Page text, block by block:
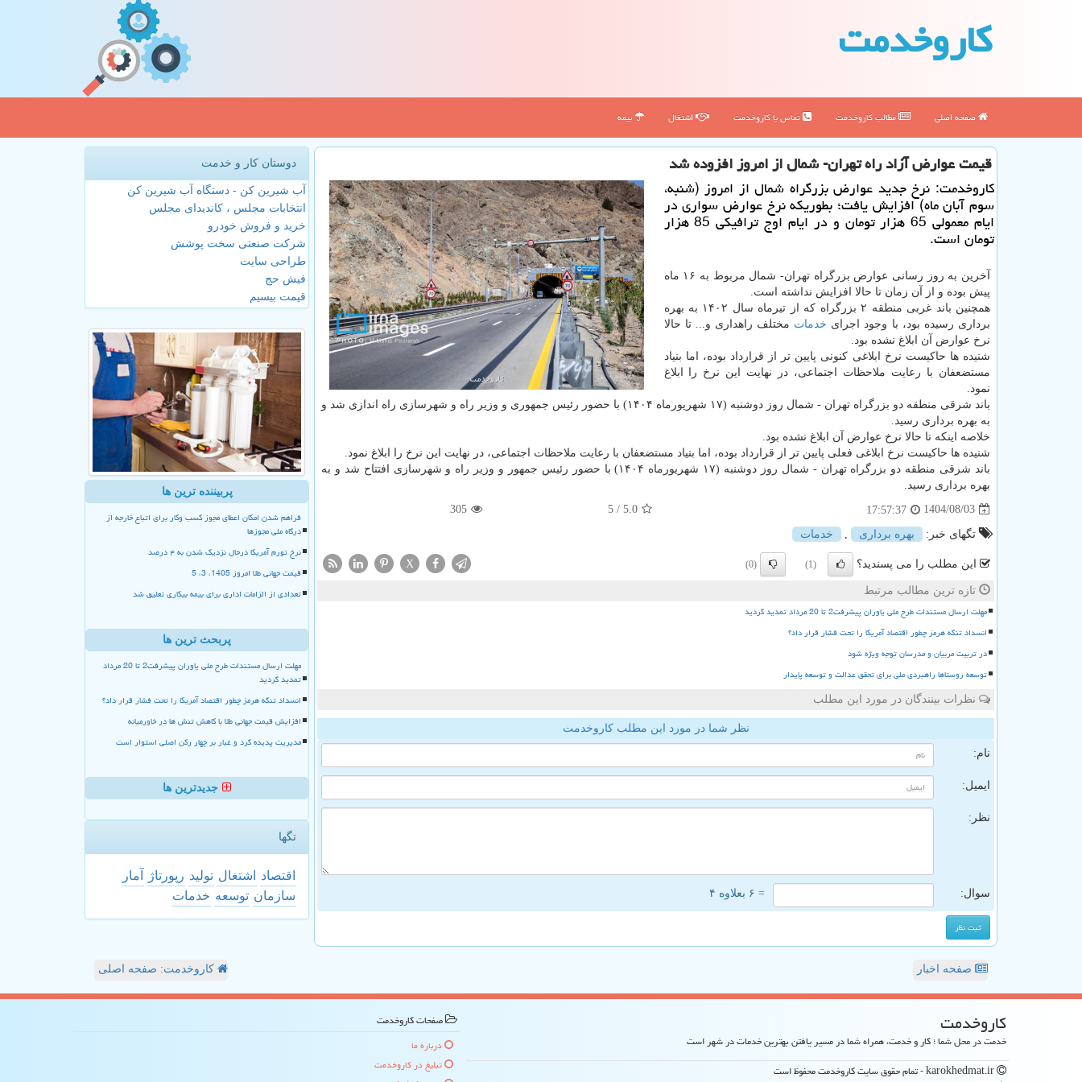
كاروخدمت
صفحه اصلی مطالب كاروخدمت تماس با كاروخدمت اشتغال بیمه
قیمت عوارض آزاد راه تهران- شمال از امروز افزوده شد
کاروخدمت: نرخ جدید عوارض بزرگراه شمال از امروز (شنبه،
سوم آبان ماه) افزایش یافت؛ بطوریکه نرخ عوارض سواری در
ایام معمولی 65 هزار تومان و در ایام اوج ترافیکی 85 هزار
تومان است.
آخرین به روز رسانی عوارض بزرگراه تهران- شمال مربوط به ۱۶ ماه
پیش بوده و از آن زمان تا حالا افزایش نداشته است.
همچنین باند غربی منطقه ۲ بزرگراه که از تیرماه سال ۱۴۰۲ به بهره
برداری رسیده بود، با وجود اجرای خدمات مختلف راهداری و... تا حالا
نرخ عوارض آن ابلاغ نشده بود.
شنیده ها حاکیست نرخ ابلاغی کنونی پایین تر از قرارداد بوده، اما بنیاد
مستضعفان با رعایت ملاحظات اجتماعی، در نهایت این نرخ را ابلاغ
نمود.
باند شرقی منطقه دو بزرگراه تهران - شمال روز دوشنبه (۱۷ شهریورماه ۱۴۰۴) با حضور رئیس جمهوری و وزیر راه و شهرسازی راه اندازی شد و
به بهره برداری رسید.
خلاصه اینکه تا حالا نرخ عوارض آن ابلاغ نشده بود.
شنیده ها حاکیست نرخ ابلاغی فعلی پایین تر از قرارداد بوده، اما بنیاد مستضعفان با رعایت ملاحظات اجتماعی، در نهایت این نرخ را ابلاغ نمود.
باند شرقی منطقه دو بزرگراه تهران - شمال روز دوشنبه (۱۷ شهریورماه ۱۴۰۴) با حضور رئیس جمهور و وزیر راه و شهرسازی افتتاح شد و به
بهره برداری رسید.
1404/08/03
17:57:37
5.0
/ 5
305
تگهای خبر: بهره برداری خدمات
این مطلب را می پسندید؟ (1)
(0)
X
تازه ترین مطالب مرتبط
مهلت ارسال مستندات طرح ملی یاوران پیشرفت2 تا 20 مرداد تمدید گردید
انسداد تنگه هرمز چطور اقتصاد آمریکا را تحت فشار قرار داد؟
در تربیت مربیان و مدرسان توجه ویژه شود
توسعه روستاها راهبردی ملی برای تحقق عدالت و توسعه پایدار
نظرات بینندگان در مورد این مطلب
نظر شما در مورد این مطلب کاروخدمت
نام:
ایمیل:
نظر:
سوال: = ۶ بعلاوه ۴
دوستان کار و خدمت
آب شیرین کن - دستگاه آب شیرین کن
انتخابات مجلس ، کاندیدای مجلس
خرید و فروش خودرو
شرکت صنعتی سخت پوشش
طراحی سایت
فیش حج
قیمت بیسیم
پربیننده ترین ها
فراهم شدن امکان اعطای مجوز کسب وکار برای اتباع خارجه از
درگاه ملی مجوزها
نرخ تورم آمریکا درحال نزدیک شدن به ۴ درصد
قیمت جهانی طلا امروز 1405، 3، 5
تعدادی از الزامات اداری برای بیمه بیکاری تعلیق شد
پربحث ترین ها
مهلت ارسال مستندات طرح ملی یاوران پیشرفت2 تا 20 مرداد
تمدید گردید
انسداد تنگه هرمز چطور اقتصاد آمریکا را تحت فشار قرار داد؟
افزایش قیمت جهانی طلا با کاهش تنش ها در خاورمیانه
مدیریت پدیده گرد و غبار بر چهار رکن اصلی استوار است
جدیدترین ها
تگها
اقتصاد اشتغال تولید رپورتاژ
آمار
سازمان توسعه خدمات
صفحه اخبار کاروخدمت: صفحه اصلی
كاروخدمت
خدمت در محل شما ؛ کار و خدمت، همراه شما در مسیر یافتن بهترین خدمات در شهر است
صفحات كاروخدمت
درباره ما
تبلیغ در كاروخدمت